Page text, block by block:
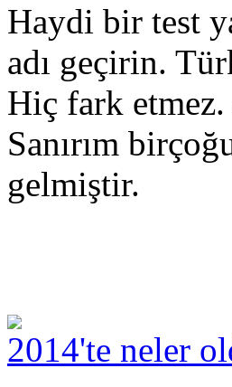
Haydi bir test
adı geçirin.
Hiç fark etmez.
Sanırım
gelmiştir.
2014'te neler